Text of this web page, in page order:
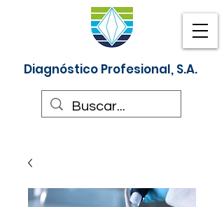
Diagnóstico Profesional, S.A.